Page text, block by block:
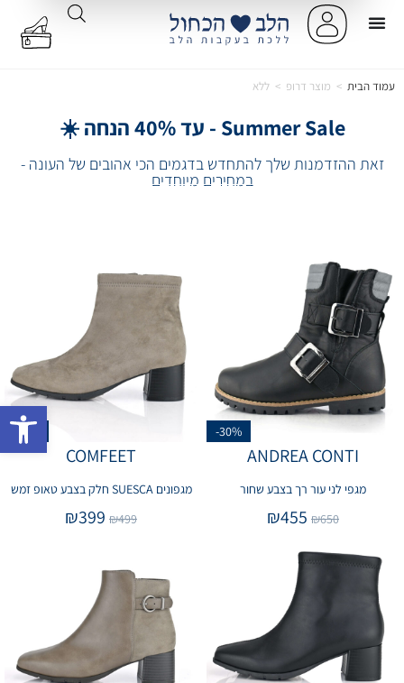
עמוד הבית > מוצר דרופ > ללא
Summer Sale - עד 40% הנחה ☀️
זאת ההזדמנות שלך להתחדש בדגמים הכי אהובים של העונה -
במחירים מיוחדים
-30%
ANDREA CONTI
מגפי לני עור רך בצבע שחור
₪650
₪455
-20%
COMFEET
מגפונים SUESCA חלק בצבע טאופ זמש
₪499
₪399